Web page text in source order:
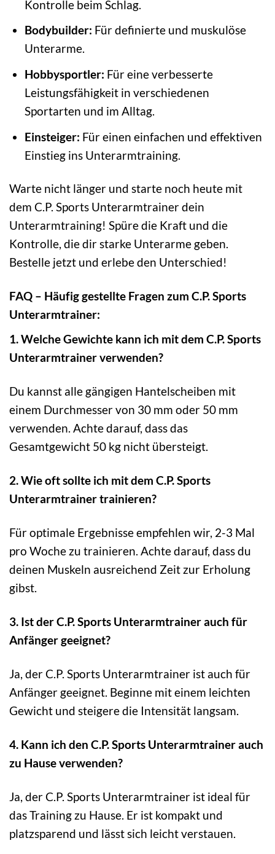
Kontrolle beim Schlag.
Bodybuilder: Für definierte und muskulöse
Unterarme.
Hobbysportler: Für eine verbesserte
Leistungsfähigkeit in verschiedenen
Sportarten und im Alltag.
Einsteiger: Für einen einfachen und effektiven
Einstieg ins Unterarmtraining.
Warte nicht länger und starte noch heute mit
dem C.P. Sports Unterarmtrainer dein
Unterarmtraining! Spüre die Kraft und die
Kontrolle, die dir starke Unterarme geben.
Bestelle jetzt und erlebe den Unterschied!
FAQ – Häufig gestellte Fragen zum C.P. Sports
Unterarmtrainer:
1. Welche Gewichte kann ich mit dem C.P. Sports
Unterarmtrainer verwenden?
Du kannst alle gängigen Hantelscheiben mit
einem Durchmesser von 30 mm oder 50 mm
verwenden. Achte darauf, dass das
Gesamtgewicht 50 kg nicht übersteigt.
2. Wie oft sollte ich mit dem C.P. Sports
Unterarmtrainer trainieren?
Für optimale Ergebnisse empfehlen wir, 2-3 Mal
pro Woche zu trainieren. Achte darauf, dass du
deinen Muskeln ausreichend Zeit zur Erholung
gibst.
3. Ist der C.P. Sports Unterarmtrainer auch für
Anfänger geeignet?
Ja, der C.P. Sports Unterarmtrainer ist auch für
Anfänger geeignet. Beginne mit einem leichten
Gewicht und steigere die Intensität langsam.
4. Kann ich den C.P. Sports Unterarmtrainer auch
zu Hause verwenden?
Ja, der C.P. Sports Unterarmtrainer ist ideal für
das Training zu Hause. Er ist kompakt und
platzsparend und lässt sich leicht verstauen.